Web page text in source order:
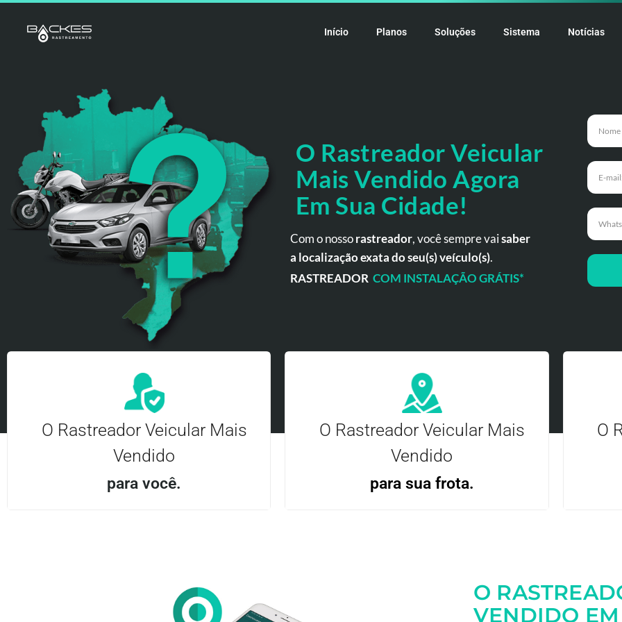
Início Planos Soluções Sistema Notícias
O RastreadorVeicular
Mais Vendido Agora
Em Sua Cidade!
Com o nossorastreador, você sempre vaisaber
a localização exata do seu(s) veículo(s).
RASTREADOR COM INSTALAÇÃO GRÁTIS*
O Rastreador Veicular Mais
Vendido
para você.
Entre em contato
O Rastreador Veicular Mais
Vendido
para sua frota.
O
O
VENDIDO